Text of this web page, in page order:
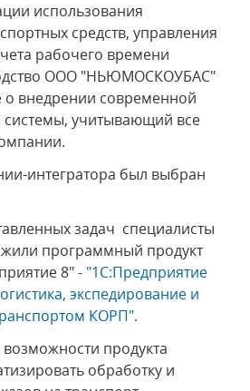
использования
средств, управления
рабочего времени
ООО "НЬЮМОСКОУБАС"
внедрении современной
учитывающий все
интегратора был выбран
задач специалисты
программный продукт
8" - "1С:Предприятие
экспедирование и
КОРП".
продукта
обработку и